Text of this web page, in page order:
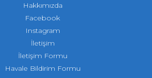
Hakkımızda
Facebook
Instagram
İletişim
İletişim Formu
Havale Bildirim Formu